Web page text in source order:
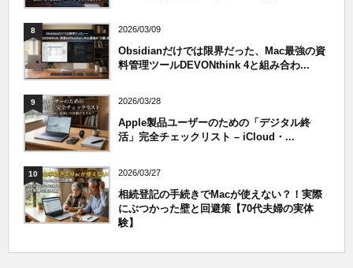
8 2026/03/09
Obsidianだけでは限界だった、Mac最強の資
料管理ツールDEVONthink 4と組み合わ...
9 2026/03/28
Apple製品ユーザーのための「デジタル終
活」完全チェックリスト – iCloud・...
10 2026/03/27
相続登記の手続きでMacが使えない？！実際
にぶつかった壁と回避策【70代夫婦の実体
験】